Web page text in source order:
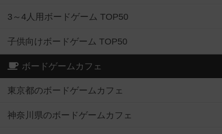
3～4人用ボードゲーム TOP50
子供向けボードゲーム TOP50
ボードゲームカフェ
東京都のボードゲームカフェ
神奈川県のボードゲームカフェ